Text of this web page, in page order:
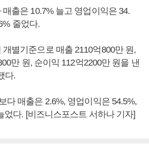
출은 10.7% 늘고 영업이익은 34.
줄었다.
별기준으로 매출 2110억800만 원,
만 원, 순이익 112억2200만 원을 낸
다.
다 매출은 2.6%, 영업이익은 54.5%,
었다. [비즈니스포스트 서하나 기자]